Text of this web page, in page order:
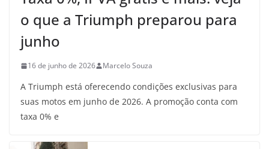
o que a Triumph preparou para
junho
16 de junho de 2026 Marcelo Souza
A Triumph está oferecendo condições exclusivas para
suas motos em junho de 2026. A promoção conta com
taxa 0% e